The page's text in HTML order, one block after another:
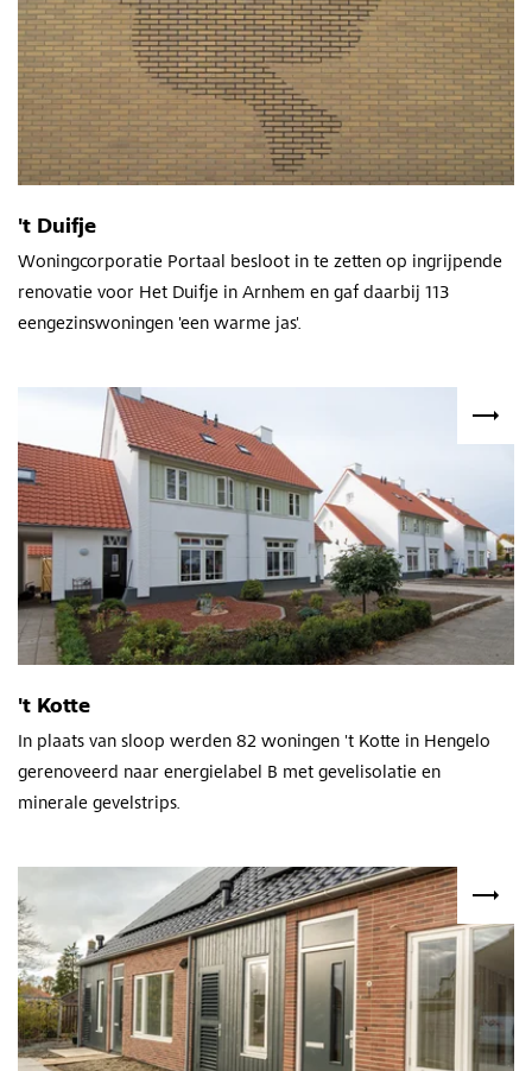
't Duifje
Woningcorporatie Portaal besloot in te zetten op ingrijpende
renovatie voor Het Duifje in Arnhem en gaf daarbij 113
eengezinswoningen 'een warme jas'.
't Kotte
In plaats van sloop werden 82 woningen 't Kotte in Hengelo
gerenoveerd naar energielabel B met gevelisolatie en
minerale gevelstrips.